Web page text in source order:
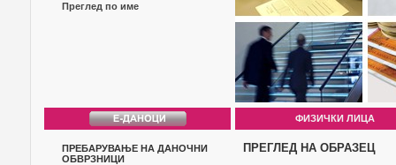
Преглед по име
ФИЗИЧКИ ЛИЦА
ПРЕБАРУВАЊЕ НА ДАНОЧНИ
ОБВРЗНИЦИ
ПРЕГЛЕД НА ОБРАЗЕЦ